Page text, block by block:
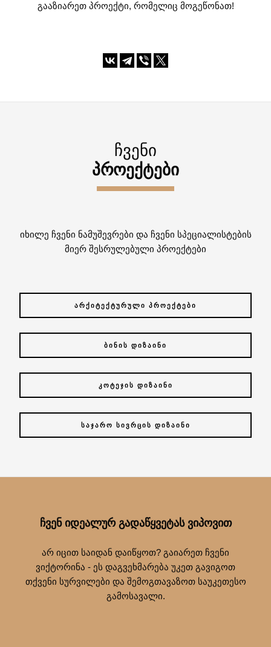
გააზიარეთ პროექტი, რომელიც მოგეწონათ!
ᲩᲕᲔᲜᲘ
ᲞᲠᲝᲔᲥᲢᲔᲑᲘ
იხილე ჩვენი ნამუშევრები და ჩვენი სპეციალისტების
მიერ შესრულებული პროექტები
ᲐᲠᲥᲘᲢᲔᲥᲢᲣᲠᲣᲚᲘ ᲞᲠᲝᲔᲥᲢᲔᲑᲘ
ᲑᲘᲜᲘᲡ ᲓᲘᲖᲐᲘᲜᲘ
ᲙᲝᲢᲔᲯᲘᲡ ᲓᲘᲖᲐᲘᲜᲘ
ᲡᲐᲯᲐᲠᲝ ᲡᲘᲕᲠᲪᲘᲡ ᲓᲘᲖᲐᲘᲜᲘ
ᲩᲕᲔᲜ ᲘᲓᲔᲐᲚᲣᲠ ᲒᲐᲓᲐᲬᲧᲕᲔᲢᲐᲡ ᲕᲘᲞᲝᲕᲘᲗ
არ იცით საიდან დაიწყოთ? გაიარეთ ჩვენი
ვიქტორინა - ეს დაგვეხმარება უკეთ გავიგოთ
თქვენი სურვილები და შემოგთავაზოთ საუკეთესო
გამოსავალი.